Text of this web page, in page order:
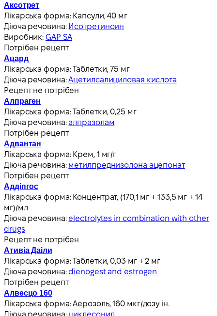
Аксотрет
Лікарська форма: Капсули, 40 мг
Діюча речовина: Исотретиноин
Виробник:GAP SA
Потрібен рецепт
Ацард
Лікарська форма:Таблетки, 75 мг
Діюча речовина:Ацетилсалициловая кислота
Рецепт не потрібен
Алпраген
Лікарська форма:Таблетки, 0,25 мг
Діюча речовина:алпразолам
Потрібен рецепт
Адвантан
Лікарська форма: Крем, 1 мг/г
Діюча речовина: метилпреднизолона ацепонат
Потрібен рецепт
Аддіпгос
Лікарська форма: Концентрат, (170,1 мг + 133,5 мг + 14
мг)/мл
Діюча речовина: electrolytes in combination with other
drugs
Рецепт не потрібен
Ативіа Даіли
Лікарська форма:Таблетки, 0,03 мг + 2 мг
Діюча речовина: dienogest and estrogen
Потрібен рецепт
Алвесцо 160
Лікарська форма:Аерозоль, 160 мкг/дозу ін.
Діюча речовина: циклесонид